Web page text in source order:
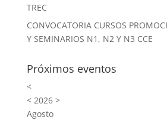
TREC
CONVOCATORIA CURSOS
Y SEMINARIOS N1, N2 Y N3 CCE
Próximos eventos
<
<2026 >
Agosto